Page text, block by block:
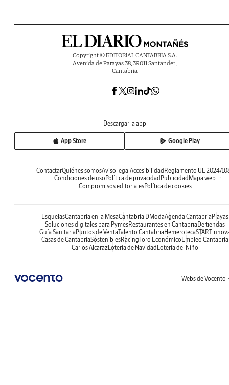
Copyright © EDITORIAL CANTABRIA S.A.
Avenida de Parayas 38, 39011 Santander ,
Cantabria
Descargar la app
App Store Google Play
ContactarQuiénes somosAviso legalAccesibilidadReglamento UE 2024/
Condiciones de usoPolítica de privacidadPublicidadMapa web
Compromisos editorialesPolítica de cookies
EsquelasCantabria en la MesaCantabria DModaAgenda CantabriaPlayas
Soluciones digitales para PymesRestaurantes en CantabriaDe tiendas
Guía SanitariaPuntos de VentaTalento CantabriaHemeroteca
Casas de CantabriaSosteniblesRacingForo EconómicoEmpleo Cantabria
Carlos AlcarazLotería de NavidadLotería del Niño
Webs de Vocento